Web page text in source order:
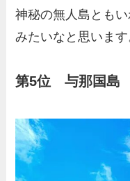
神秘の無人島とも
みたいなと思います
第5位 与那国島